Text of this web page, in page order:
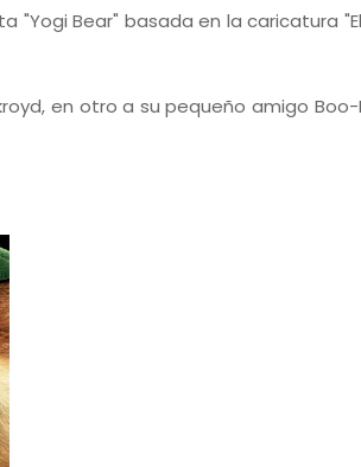
Bear" basada en la caricatura
en otro a su pequeño amigo